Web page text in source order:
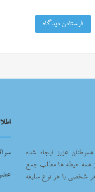
عزیز ایجاد شده
همه حیطه ها مطلب جمع
هر شخصی با هر نوع سلیغه